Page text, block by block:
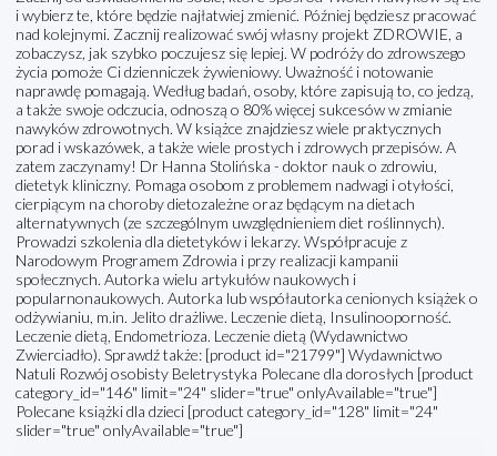
i wybierz te, które będzie najłatwiej zmienić. Później będziesz pracować
nad kolejnymi. Zacznij realizować swój własny projekt ZDROWIE, a
zobaczysz, jak szybko poczujesz się lepiej. W podróży do zdrowszego
życia pomoże Ci dzienniczek żywieniowy. Uważność i notowanie
naprawdę pomagają. Według badań, osoby, które zapisują to, co jedzą,
a także swoje odczucia, odnoszą o 80% więcej sukcesów w zmianie
nawyków zdrowotnych. W książce znajdziesz wiele praktycznych
porad i wskazówek, a także wiele prostych i zdrowych przepisów. A
zatem zaczynamy! Dr Hanna Stolińska - doktor nauk o zdrowiu,
dietetyk kliniczny. Pomaga osobom z problemem nadwagi i otyłości,
cierpiącym na choroby dietozależne oraz będącym na dietach
alternatywnych (ze szczególnym uwzględnieniem diet roślinnych).
Prowadzi szkolenia dla dietetyków i lekarzy. Współpracuje z
Narodowym Programem Zdrowia i przy realizacji kampanii
społecznych. Autorka wielu artykułów naukowych i
popularnonaukowych. Autorka lub współautorka cenionych książek o
odżywianiu, m.in. Jelito drażliwe. Leczenie dietą, Insulinooporność.
Leczenie dietą, Endometrioza. Leczenie dietą (Wydawnictwo
Zwierciadło). Sprawdź także: [product id="21799"] Wydawnictwo
Natuli Rozwój osobisty Beletrystyka Polecane dla dorosłych [product
category_id="146" limit="24" slider="true" onlyAvailable="true"]
Polecane książki dla dzieci [product category_id="128" limit="24"
slider="true" onlyAvailable="true"]